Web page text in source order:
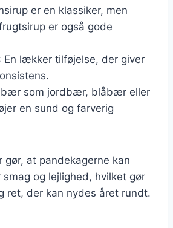
er en klassiker, men
er også gode
En lækker tilføjelse, der giver
bær som jordbær, blåbær eller
en sund og farverig
gør, at pandekagerne kan
og lejlighed, hvilket gør
ret, der kan nydes året rundt.